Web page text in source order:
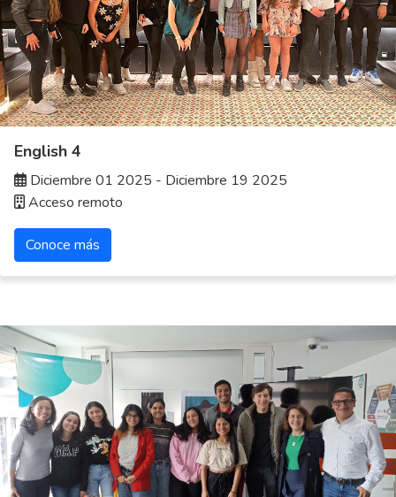
English 4
Diciembre 01 2025 - Diciembre 19 2025
Acceso remoto
Conoce más